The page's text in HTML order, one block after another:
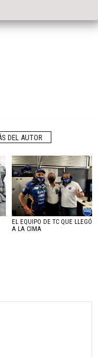
DEL AUTOR
EL EQUIPO DE TC QUE LLEGÓ
A LA CIMA